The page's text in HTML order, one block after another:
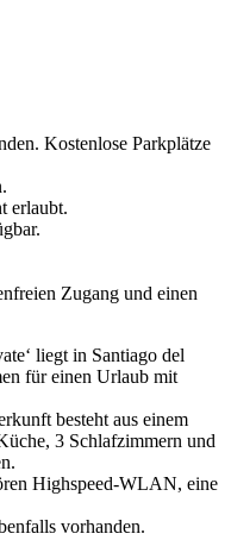
Kostenlose Parkplätze
erlaubt.
Zugang und einen
liegt in Santiago del
für einen Urlaub mit
besteht aus einem
3 Schlafzimmern und
Highspeed-WLAN, eine
vorhanden.